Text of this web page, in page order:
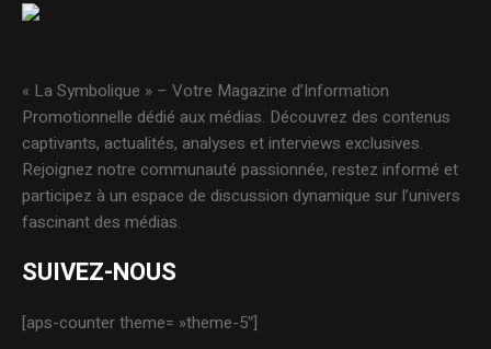
« La Symbolique » – Votre Magazine d’Information
Promotionnelle dédié aux médias. Découvrez des contenus
captivants, actualités, analyses et interviews exclusives.
Rejoignez notre communauté passionnée, restez informé et
participez à un espace de discussion dynamique sur l’univers
fascinant des médias.
SUIVEZ-NOUS
[aps-counter theme= »theme-5″]